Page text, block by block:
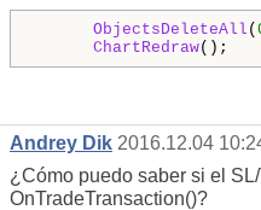
ObjectsDeleteAll (
ChartRedraw();
Andrey Dik 2016.12.04
¿Cómo puedo saber si el
OnTradeTransaction()?